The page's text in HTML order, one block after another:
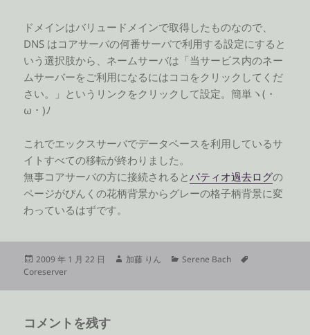
ドメインはバリュードメインで取得したものなので、
DNS はコアサーバの何番サーバで利用する設定にすると
いう選択肢から、ネームサーバは「当サービス内のネー
ムサーバーをご利用になるにはココをクリックしてくだ
さい。」というリンクをクリックして設定。簡単ヽ(・
ω・)ﾉ
これでエックスサーバでデータベースを利用しているサ
イトすべての移転が終わりました。
無事コアサーバの方に接続されるとパティオ過去ログの
ページがぴんくの花柄背景からグレーの格子柄背景に変
わっているはずです。
投
稿
2009 年 1 月 22 日
作
加藤 りん
カ
Serene Bach
Coreserver
コメントを残す